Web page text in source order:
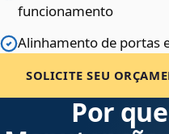
funcionamento
Alinhamento de portas
SOLICITE SEU
Por